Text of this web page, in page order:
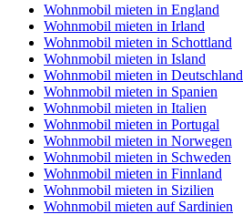
Wohnmobil mieten in England
Wohnmobil mieten in Irland
Wohnmobil mieten in Schottland
Wohnmobil mieten in Island
Wohnmobil mieten in Deutschland
Wohnmobil mieten in Spanien
Wohnmobil mieten in Italien
Wohnmobil mieten in Portugal
Wohnmobil mieten in Norwegen
Wohnmobil mieten in Schweden
Wohnmobil mieten in Finnland
Wohnmobil mieten in Sizilien
Wohnmobil mieten auf Sardinien